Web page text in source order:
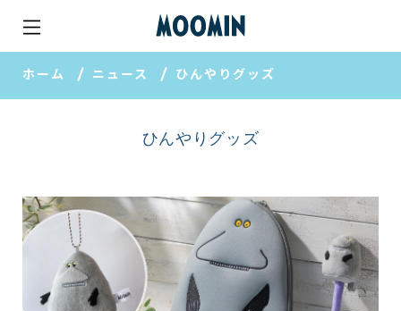
ホーム ニュース ひんやりグッズ
ひんやりグッズ